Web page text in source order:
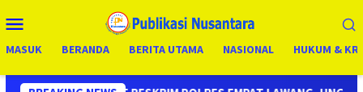
ke
Mobile
MASUK BERANDA BERITA UTAMA NASIONAL HUKUM &